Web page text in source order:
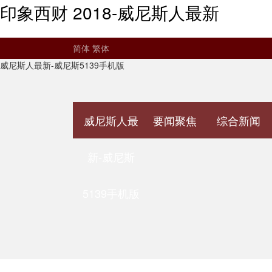
印象西财 2018-威尼斯人最新
简体 繁体
威尼斯人最新-威尼斯5139手机版
威尼斯人最 要闻聚焦 综合新闻